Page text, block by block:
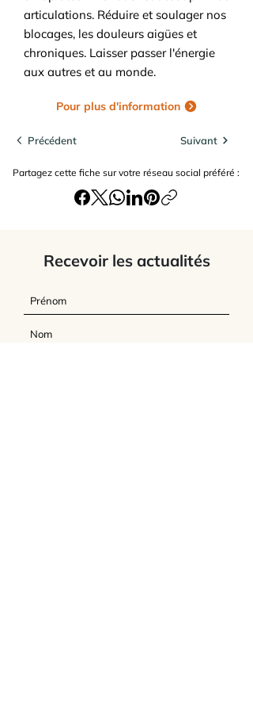
articulations. Réduire et soulager nos
blocages, les douleurs aigües et
chroniques. Laisser passer l'énergie
aux autres et au monde.
Pour plus d'information
Précédent Suivant
Partagez cette fiche sur votre réseau social préféré :
Recevoir les actualités